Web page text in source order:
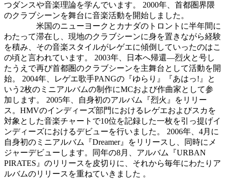
つダンスや音楽理論を学んでいます。 2000年、首都圏界隈
のクラブシーンを舞台に音楽活動を開始しました。
米国のニューヨークとカナダのトロントに半年間に
わたって滞在し、現地のクラブシーンに身を置きながら経験
を積み、その音楽スタイルがレゲエに傾倒していったのはこ
の頃と言われています。 2003年、日本へ帰還―烈火と号し
たうえで再び首都圏のクラブシーンを主舞台として活動を開
始。 2004年、レゲエ歌手PANGの『ゆらり』『あはっ!』と
いう2枚のミニアルバムの制作にMCおよび作曲家として参
加します。 2005年、自身初のアルバム『烈火』をリリー
ス。HMVのインディーズ部門におけるレゲエおよびスカを
対象とした音楽チャートで10位を記録した一枚を引っ提げイ
ンディーズにおけるデビューを行いました。 2006年、4月に
自身初のミニアルバム『Dreamer』をリリースし、同時にメ
ジャーデビューします。同年の8月、アルバム『URBAN
PIRATES』のリリースを皮切りに、それから毎年にわたりア
ルバムのリリースを重ねていきました 。